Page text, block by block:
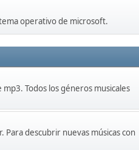
operativo de microsoft.
Todos los géneros musicales
Para descubrir nuevas músicas con